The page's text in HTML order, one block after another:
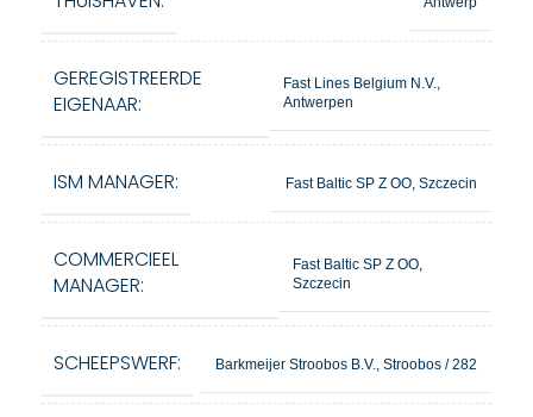
GEREGISTREERDE
EIGENAAR:
Fast Lines Belgium N.V.,
Antwerpen
ISM MANAGER: Fast Baltic SP Z OO, Szczecin
COMMERCIEEL
MANAGER:
Fast Baltic SP Z OO,
Szczecin
SCHEEPSWERF: Barkmeijer Stroobos B.V., Stroobos / 282